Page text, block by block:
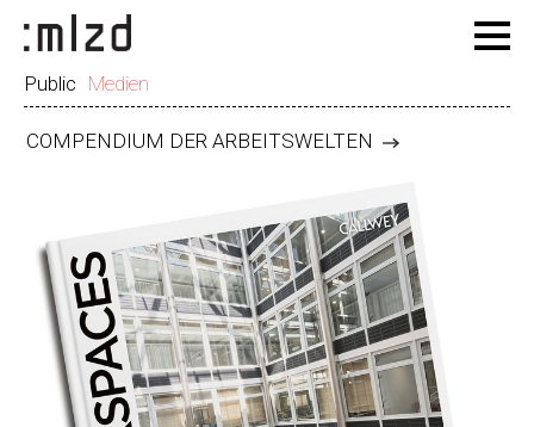
Public Medien
COMPENDIUM DER ARBEITSWELTEN